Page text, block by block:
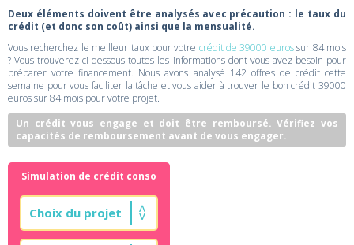
Deux éléments doivent être analysés avec précaution : le taux du
crédit (et donc son coût) ainsi que la mensualité.
Vous recherchez le meilleur taux pour votre crédit de 39000 eurossur 84 mois
? Vous trouverez ci-dessous toutes les informations dont vous avez besoin pour
préparer votre financement. Nous avons analysé 142 offres de crédit cette
semaine pour vous faciliter la tâche et vous aider à trouver le bon crédit 39000
euros sur 84 mois pour votre projet.
Un crédit vous engage et doit être remboursé. Vérifiez vos
capacités de remboursement avant de vous engager.
Simulation de crédit conso